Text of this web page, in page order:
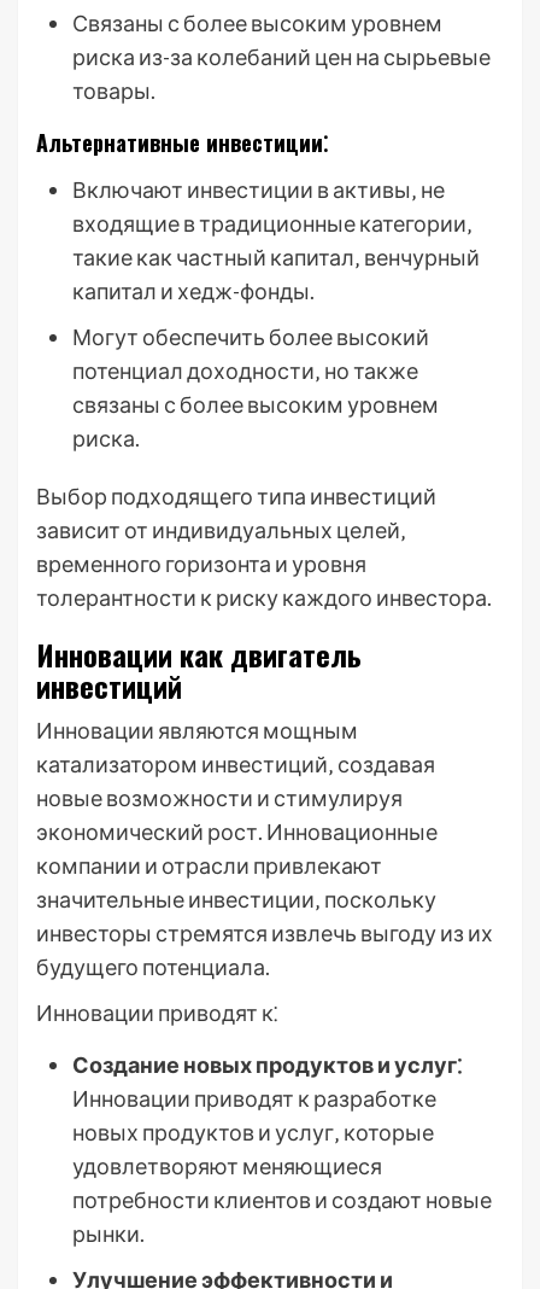
Связаны с более высоким уровнем
риска из-за колебаний цен на сырьевые
товары.
Альтернативные инвестиции⁚
Включают инвестиции в активы‚ не
входящие в традиционные категории‚
такие как частный капитал‚ венчурный
капитал и хедж-фонды.
Могут обеспечить более высокий
потенциал доходности‚ но также
связаны с более высоким уровнем
риска.
Выбор подходящего типа инвестиций
зависит от индивидуальных целей‚
временного горизонта и уровня
толерантности к риску каждого инвестора.
Инновации как двигатель
инвестиций
Инновации являются мощным
катализатором инвестиций‚ создавая
новые возможности и стимулируя
экономический рост. Инновационные
компании и отрасли привлекают
значительные инвестиции‚ поскольку
инвесторы стремятся извлечь выгоду из их
будущего потенциала.
Инновации приводят к⁚
Создание новых продуктов и услуг⁚
Инновации приводят к разработке
новых продуктов и услуг‚ которые
удовлетворяют меняющиеся
потребности клиентов и создают новые
рынки.
Улучшение эффективности и